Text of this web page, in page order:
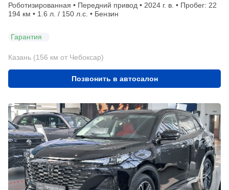
Роботизированная • Передний привод • 2024 г. в. • Пробег: 22
194 км • 1.6 л. / 150 л.с. • Бензин
Гарантия
Казань (156 км от Чебоксар)
Позвонить в автосалон